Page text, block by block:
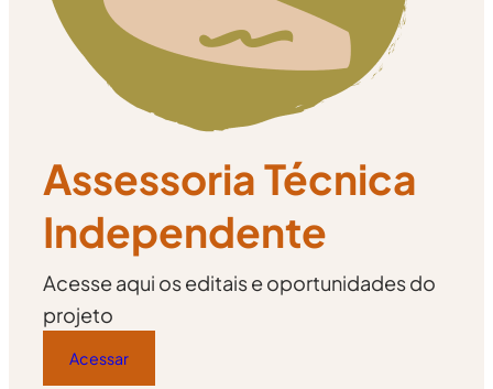
Assessoria Técnica
Independente
Acesse aqui os editais e oportunidades do
projeto
Acessar